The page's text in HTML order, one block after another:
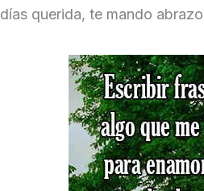
días querida, te mando